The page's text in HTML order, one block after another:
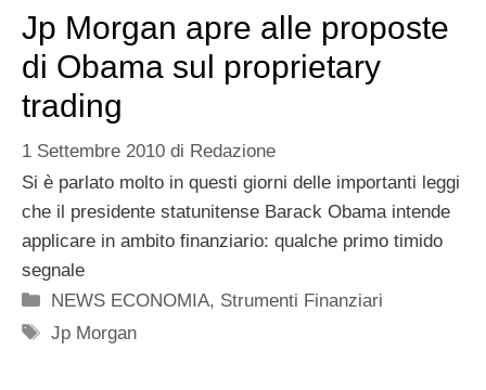
Jp Morgan apre alle proposte
di Obama sul proprietary
trading
1 Settembre 2010 di Redazione
Si è parlato molto in questi giorni delle importanti leggi
che il presidente statunitense Barack Obama intende
applicare in ambito finanziario: qualche primo timido
segnale
Categorie
NEWS ECONOMIA, Strumenti Finanziari
Tag
Jp Morgan